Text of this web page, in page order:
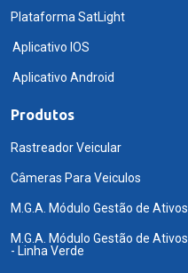
Plataforma SatLight
Aplicativo IOS
Aplicativo Android
Produtos
Rastreador Veicular
Câmeras Para Veiculos
M.G.A. Módulo Gestão de Ativos
M.G.A. Módulo Gestão de Ativos
- Linha Verde